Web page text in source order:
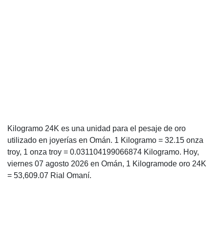
Kilogramo 24K es una unidad para el pesaje de oro
utilizado en joyerías en Omán. 1 Kilogramo = 32.15 onza
troy, 1 onza troy = 0.031104199066874 Kilogramo. Hoy,
viernes 07 agosto 2026 en Omán, 1 Kilogramode oro 24K
= 53,609.07 Rial Omaní.